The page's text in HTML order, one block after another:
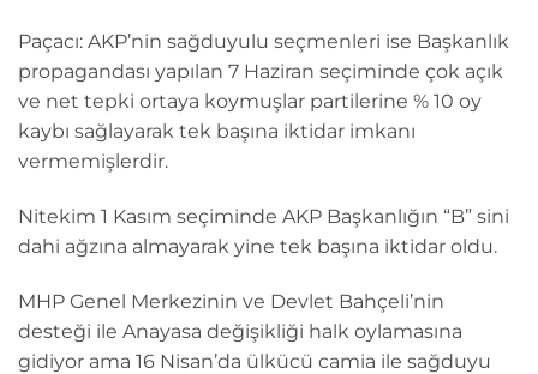
Paçacı: AKP’nin sağduyulu seçmenleri ise Başkanlık
propagandası yapılan 7 Haziran seçiminde çok açık
ve net tepki ortaya koymuşlar partilerine % 10 oy
kaybı sağlayarak tek başına iktidar imkanı
vermemişlerdir.
Nitekim 1 Kasım seçiminde AKP Başkanlığın “B” sini
dahi ağzına almayarak yine tek başına iktidar oldu.
MHP Genel Merkezinin ve Devlet Bahçeli’nin
desteği ile Anayasa değişikliği halk oylamasına
gidiyor ama 16 Nisan’da ülkücü camia ile sağduyu